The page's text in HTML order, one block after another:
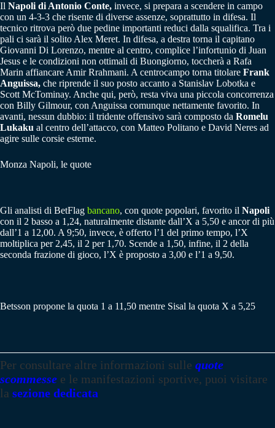
Il Napoli di Antonio Conte, invece, si prepara a scendere in campo
con un 4-3-3 che risente di diverse assenze, soprattutto in difesa. Il
tecnico ritrova però due pedine importanti reduci dalla squalifica. Tra i
pali ci sarà il solito Alex Meret. In difesa, a destra torna il capitano
Giovanni Di Lorenzo, mentre al centro, complice l’infortunio di Juan
Jesus e le condizioni non ottimali di Buongiorno, toccherà a Rafa
Marin affiancare Amir Rrahmani. A centrocampo torna titolare Frank
Anguissa, che riprende il suo posto accanto a Stanislav Lobotka e
Scott McTominay. Anche qui, però, resta viva una piccola concorrenza
con Billy Gilmour, con Anguissa comunque nettamente favorito. In
avanti, nessun dubbio: il tridente offensivo sarà composto da Romelu
Lukaku al centro dell’attacco, con Matteo Politano e David Neres ad
agire sulle corsie esterne.
Monza Napoli, le quote
Gli analisti di BetFlag bancano, con quote popolari, favorito il Napoli
con il 2 basso a 1,24, naturalmente distante dall’X a 5,50 e ancor di più
dall’1 a 12,00. A 9;50, invece, è offerto l’1 del primo tempo, l’X
moltiplica per 2,45, il 2 per 1,70. Scende a 1,50, infine, il 2 della
seconda frazione di gioco, l’X è proposto a 3,00 e l’1 a 9,50.
Betsson propone la quota 1 a 11,50 mentre Sisal la quota X a 5,25
Per consultare altre informazioni sulle quote
scommesse e le manifestazioni sportive, puoi visitare
la sezione dedicata